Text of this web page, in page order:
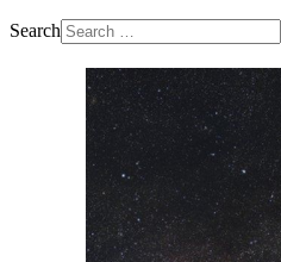
Search